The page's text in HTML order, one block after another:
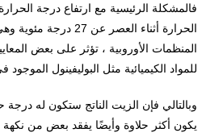
فالمشكلة الرئيسية مع ارتفاع درجة
الحرارة أثناء العصر عن
المنظمات الأوروبية ، تؤثر على بعض
للمواد الكيميائية مثل البوليفينول
وبالتالي فإن الزيت الناتج ستكون له
يكون أكثر حلاوة وأيضًا يفقد بعض من نكهة